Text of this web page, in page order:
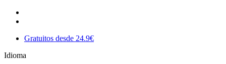
Gratuitos desde 24.9€
Idioma